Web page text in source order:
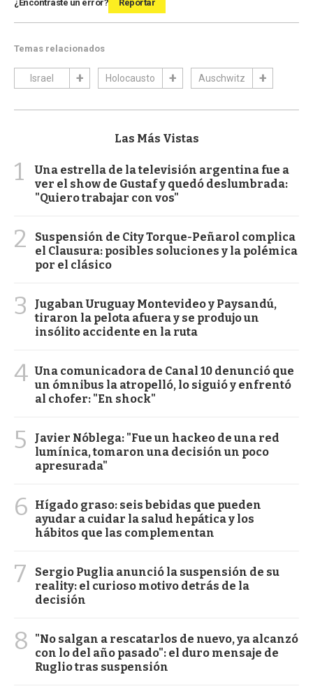
¿Encontraste un error? Reportar
Temas relacionados
Israel Holocausto Auschwitz
Las Más Vistas
1
Una estrella de la televisión argentina fue a
ver el show de Gustaf y quedó deslumbrada:
"Quiero trabajar con vos"
2
Suspensión de City Torque-Peñarol complica
el Clausura: posibles soluciones y la polémica
por el clásico
3
Jugaban Uruguay Montevideo y Paysandú,
tiraron la pelota afuera y se produjo un
insólito accidente en la ruta
4 Una comunicadora de Canal 10 denunció que
un ómnibus la atropelló, lo siguió y enfrentó
al chofer: "En shock"
5
Javier Nóblega: "Fue un hackeo de una red
lumínica, tomaron una decisión un poco
apresurada"
6
Hígado graso: seis bebidas que pueden
ayudar a cuidar la salud hepática y los
hábitos que las complementan
7
Sergio Puglia anunció la suspensión de su
reality: el curioso motivo detrás de la
decisión
8
"No salgan a rescatarlos de nuevo, ya alcanzó
con lo del año pasado": el duro mensaje de
Ruglio tras suspensión